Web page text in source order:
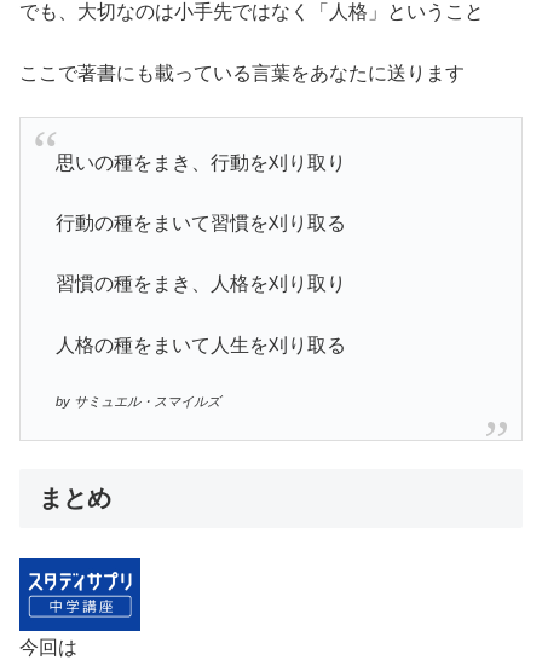
でも、大切なのは小手先ではなく「人格」ということ
ここで著書にも載っている言葉をあなたに送ります
思いの種をまき、行動を刈り取り
行動の種をまいて習慣を刈り取る
習慣の種をまき、人格を刈り取り
人格の種をまいて人生を刈り取る
by サミュエル・スマイルズ
まとめ
今回は